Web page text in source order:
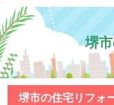
堺
堺市の住宅リフォ